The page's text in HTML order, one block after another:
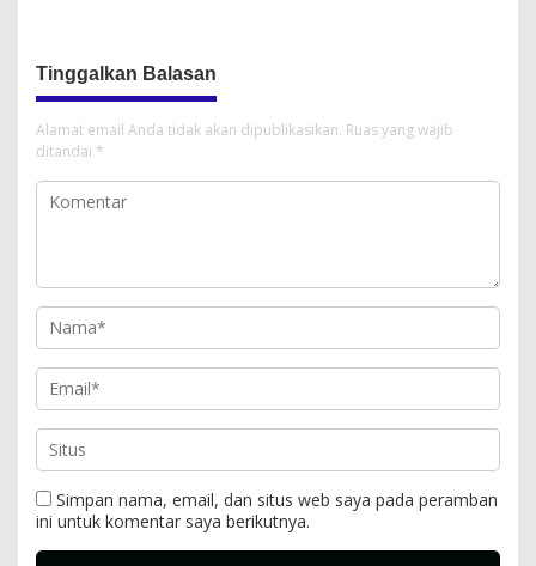
Tinggalkan Balasan
Alamat email Anda tidak akan dipublikasikan. Ruas yang wajib
ditandai *
Simpan nama, email, dan situs web saya pada peramban
ini untuk komentar saya berikutnya.